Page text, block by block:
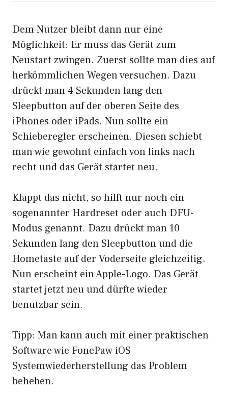
Dem Nutzer bleibt dann nur eine
Möglichkeit: Er muss das Gerät zum
Neustart zwingen. Zuerst sollte man dies auf
herkömmlichen Wegen versuchen. Dazu
drückt man 4 Sekunden lang den
Sleepbutton auf der oberen Seite des
iPhones oder iPads. Nun sollte ein
Schieberegler erscheinen. Diesen schiebt
man wie gewohnt einfach von links nach
recht und das Gerät startet neu.
Klappt das nicht, so hilft nur noch ein
sogenannter Hardreset oder auch DFU-
Modus genannt. Dazu drückt man 10
Sekunden lang den Sleepbutton und die
Hometaste auf der Voderseite gleichzeitig.
Nun erscheint ein Apple-Logo. Das Gerät
startet jetzt neu und dürfte wieder
benutzbar sein.
Tipp: Man kann auch mit einer praktischen
Software wie FonePaw iOS
Systemwiederherstellung das Problem
beheben.